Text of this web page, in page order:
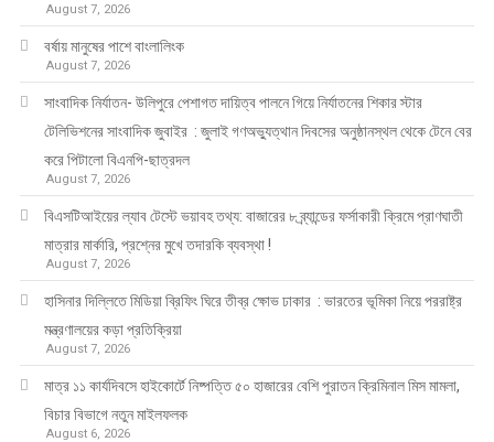
August 7, 2026
বর্ষায় মানুষের পাশে বাংলালিংক
August 7, 2026
সাংবাদিক নির্যাতন- উলিপুরে পেশাগত দায়িত্ব পালনে গিয়ে নির্যাতনের শিকার স্টার
টেলিভিশনের সাংবাদিক জুবাইর : জুলাই গণঅভ্যুত্থান দিবসের অনুষ্ঠানস্থল থেকে টেনে বের
করে পিটালো বিএনপি-ছাত্রদল
August 7, 2026
বিএসটিআইয়ের ল্যাব টেস্টে ভয়াবহ তথ্য: বাজারের ৮ ব্র্যান্ডের ফর্সাকারী ক্রিমে প্রাণঘাতী
মাত্রার মার্কারি, প্রশ্নের মুখে তদারকি ব্যবস্থা !
August 7, 2026
হাসিনার দিল্লিতে মিডিয়া ব্রিফিং ঘিরে তীব্র ক্ষোভ ঢাকার : ভারতের ভূমিকা নিয়ে পররাষ্ট্র
মন্ত্রণালয়ের কড়া প্রতিক্রিয়া
August 7, 2026
মাত্র ১১ কার্যদিবসে হাইকোর্টে নিষ্পত্তি ৫০ হাজারের বেশি পুরাতন ক্রিমিনাল মিস মামলা,
বিচার বিভাগে নতুন মাইলফলক
August 6, 2026